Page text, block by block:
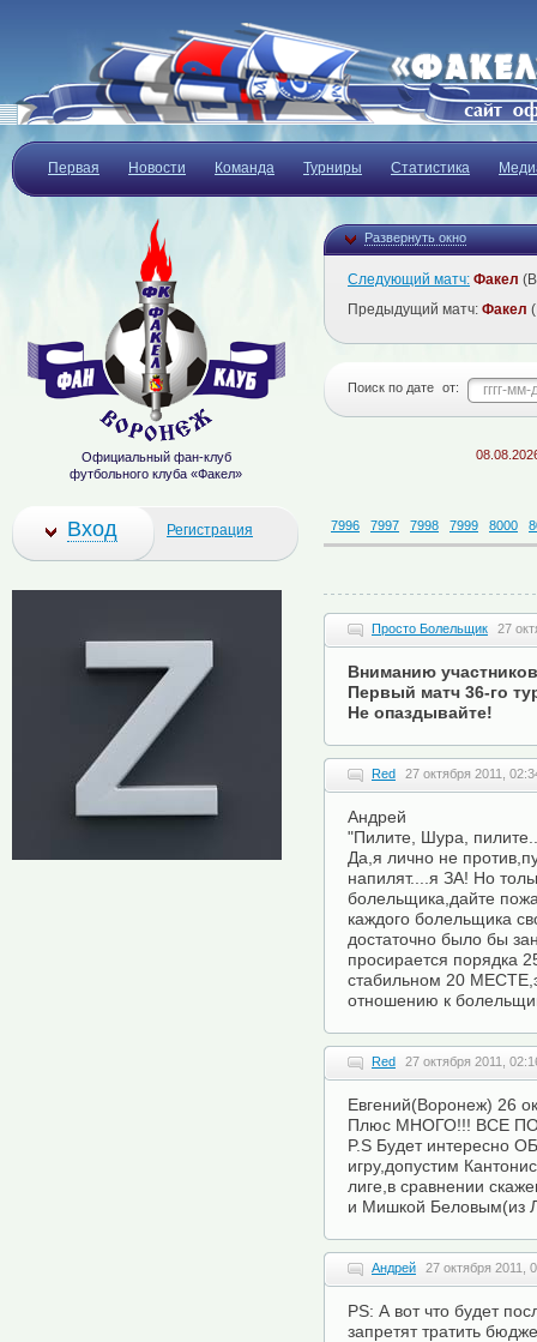
Первая Новости Команда Турниры Статистика
Развернуть окно
Следующий матч: Факел
Предыдущий матч: Факел
Поиск по дате от:
08.08.2026 День
7996 7997 7998 7999 8000
Просто Болельщик 27
Вниманию
Первый матч 36-го
Не опаздывайте!
Red 27 октября 2011,
Андрей
"Пилите, Шура,
Да,я лично не
напилят....я ЗА! Но
болельщика,дайте
каждого болельщика
достаточно было бы
просирается порядка
стабильном 20
отношению к
Red 27 октября 2011,
Евгений(Воронеж) 26
Плюс МНОГО!!! ВСЕ
P.S Будет интересно
игру,допустим
лиге,в сравнении
и Мишкой Беловым(из
Андрей 27 октября 2011,
PS: А вот что будет
запретят тратить
Официальный фан-клуб
футбольного клуба «Факел»
Вход Регистрация